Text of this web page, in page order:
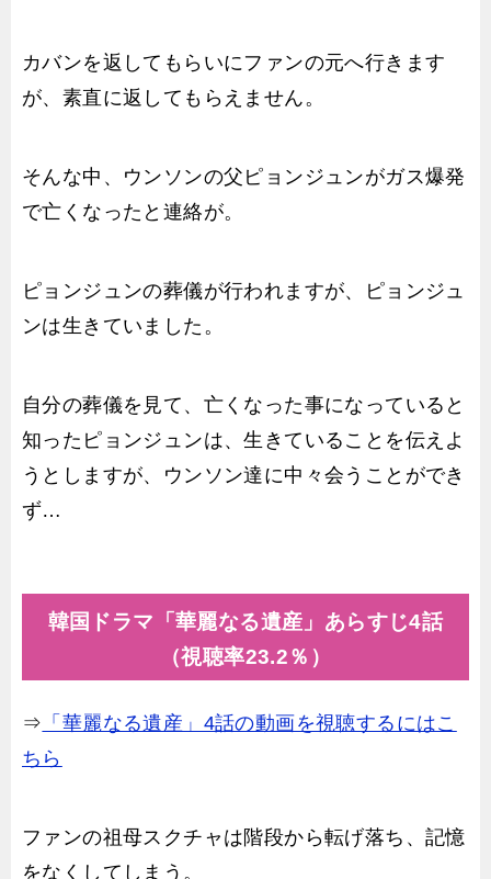
カバンを返してもらいにファンの元へ行きます
が、素直に返してもらえません。
そんな中、ウンソンの父ピョンジュンがガス爆発
で亡くなったと連絡が。
ピョンジュンの葬儀が行われますが、ピョンジュ
ンは生きていました。
自分の葬儀を見て、亡くなった事になっていると
知ったピョンジュンは、生きていることを伝えよ
うとしますが、ウンソン達に中々会うことができ
ず…
韓国ドラマ「華麗なる遺産」あらすじ4話
（視聴率23.2％）
⇒ 「華麗なる遺産」4話の動画を視聴するにはこ
ちら
ファンの祖母スクチャは階段から転げ落ち、記憶
をなくしてしまう。